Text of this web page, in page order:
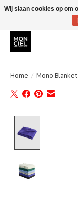
BE + NL : GRATIS
Home / Mono
Wij slaan cookies op om